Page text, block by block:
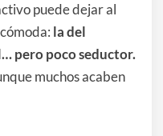
puede dejar al
la del
pero poco seductor.
muchos acaben